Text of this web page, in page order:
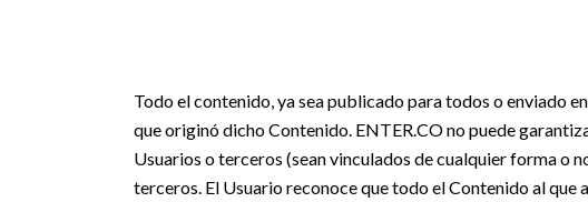
Todo el contenido, ya sea publicado para todos o enviado
que originó dicho Contenido. ENTER.CO no puede
Usuarios o terceros (sean vinculados de cualquier forma o
terceros. El Usuario reconoce que todo el Contenido al que